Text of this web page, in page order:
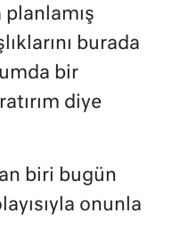
burada
bir
diye
biri bugün
onunla